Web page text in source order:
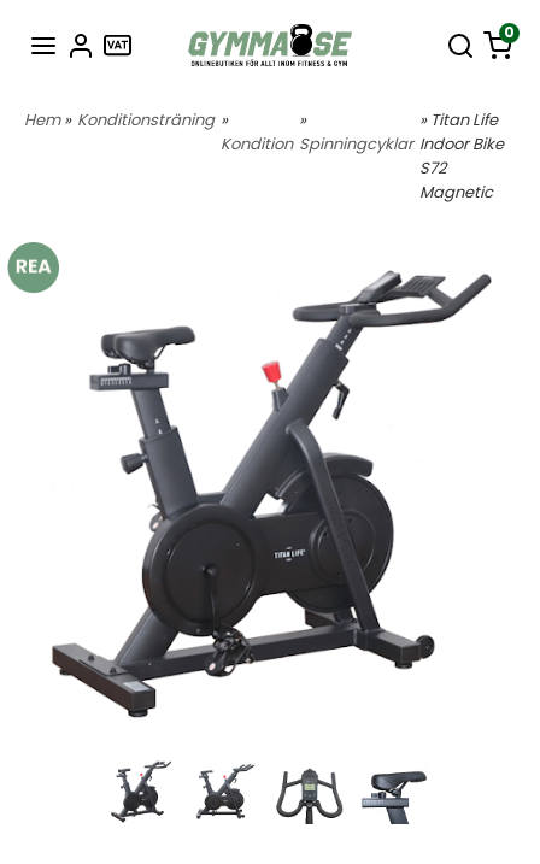
0
Hem» Konditionsträning »
Kondition
»
Spinningcyklar
» Titan Life
Indoor Bike
S72
Magnetic